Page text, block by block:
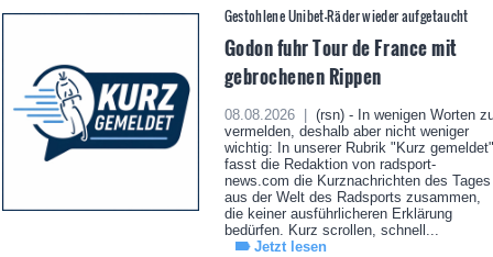
Gestohlene Unibet-Räder wieder aufgetaucht
Godon fuhr Tour de France mit
gebrochenen Rippen
08.08.2026 |
(rsn) - In wenigen Worten
vermelden, deshalb aber nicht weniger
wichtig: In unserer Rubrik "Kurz gemeldet"
fasst die Redaktion von radsport-
news.com die Kurznachrichten des Tages
aus der Welt des Radsports zusammen,
die keiner ausführlicheren Erklärung
bedürfen. Kurz scrollen, schnell...
Jetzt lesen